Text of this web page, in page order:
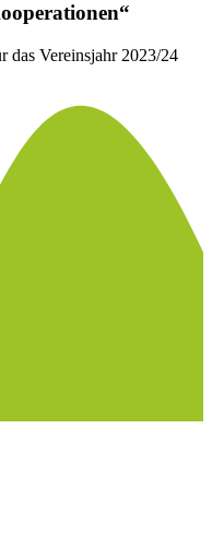
das Vereinsjahr 2023/24